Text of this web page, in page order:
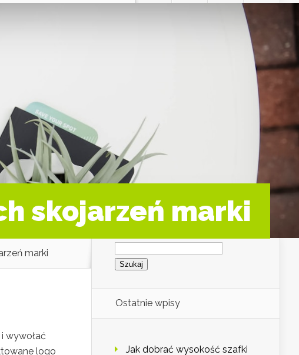
skojarzeń marki
marki
wywołać
logo
Szukaj:
Ostatnie wpisy
Jak dobrać wysokość szafki